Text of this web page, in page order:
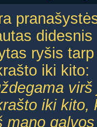
ryšis
iki kito:
iki kito,
mano